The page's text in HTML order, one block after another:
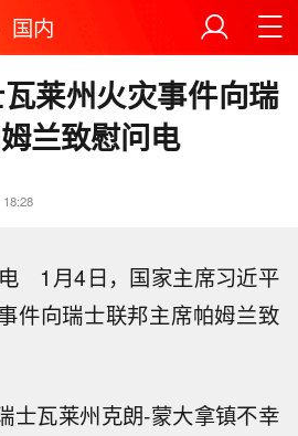
国内
莱州火灾事件向瑞
兰致慰问电
18:28
1月4日，国家主席习近平
件向瑞士联邦主席帕姆兰致
士瓦莱州克朗-蒙大拿镇不幸